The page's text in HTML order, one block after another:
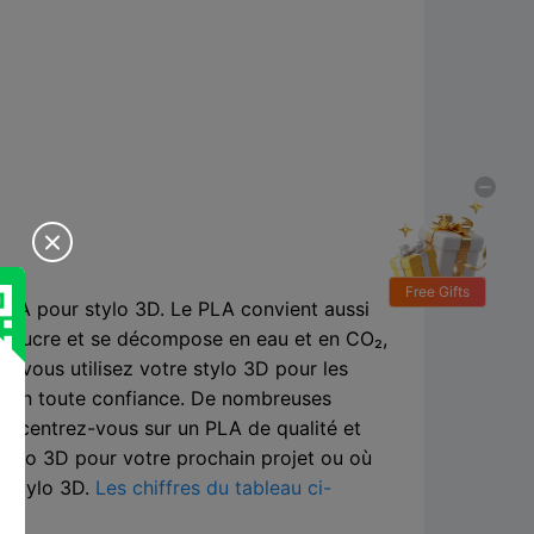
pour stylo 3D. Le PLA convient aussi
et se décompose en eau et en CO₂,
vous utilisez votre stylo 3D pour les
toute confiance. De nombreuses
vous sur un PLA de qualité et
3D pour votre prochain projet ou où
stylo 3D. Les chiffres du tableau ci-
Free Gifts
